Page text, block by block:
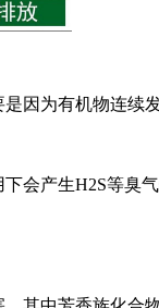
因为有机物连续
会产生H2S等臭气